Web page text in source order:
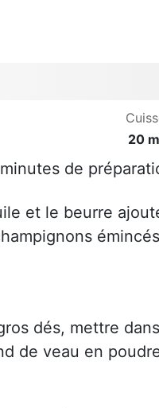
20
de
et le beurre
dés, mettre
de veau en